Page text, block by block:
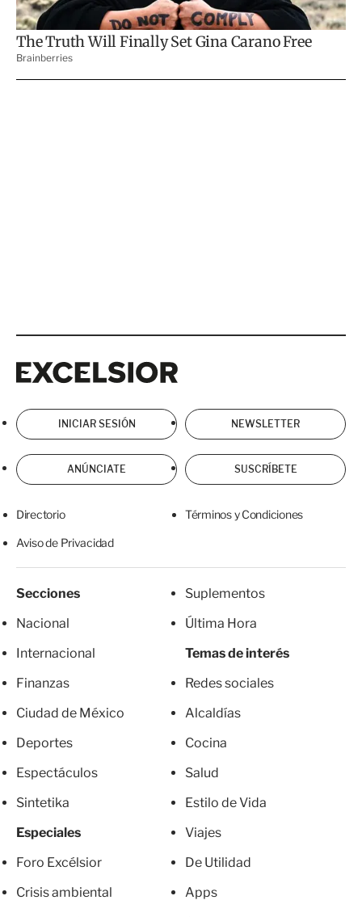
INICIAR SESIÓN NEWSLETTER
ANÚNCIATE SUSCRÍBETE
Directorio Términos y Condiciones
Aviso de Privacidad
Secciones
Nacional
Internacional
Finanzas
Ciudad de México
Deportes
Espectáculos
Sintetika
Especiales
Foro Excélsior
Crisis ambiental
Suplementos
Última Hora
Temas de interés
Redes sociales
Alcaldías
Cocina
Salud
Estilo de Vida
Viajes
De Utilidad
Apps